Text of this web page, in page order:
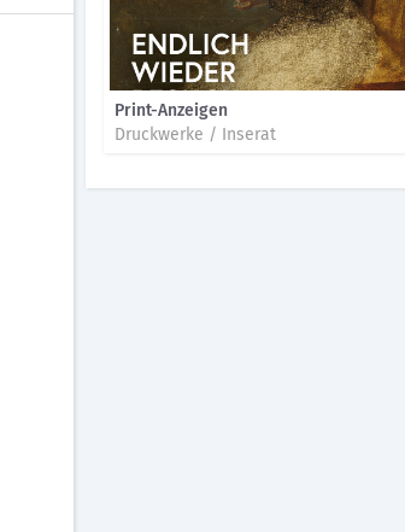
Print-Anzeigen
Druckwerke / Inserat